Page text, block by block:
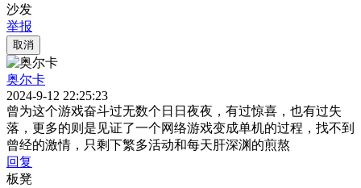
沙发
举报
取消
奥尔卡
2024-9-12 22:25:23
曾为这个游戏奋斗过无数个日日夜夜，有过惊喜，也有过失
落，更多的则是见证了一个网络游戏变成单机的过程，找不到
曾经的激情，只剩下繁多活动和每天肝深渊的煎熬
回复
板凳